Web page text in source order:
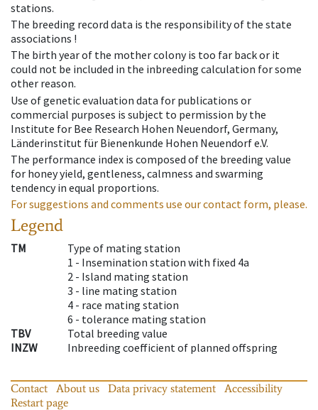
stations.
The breeding record data is the responsibility of the state
associations !
The birth year of the mother colony is too far back or it
could not be included in the inbreeding calculation for some
other reason.
Use of genetic evaluation data for publications or
commercial purposes is subject to permission by the
Institute for Bee Research Hohen Neuendorf, Germany,
Länderinstitut für Bienenkunde Hohen Neuendorf e.V.
The performance index is composed of the breeding value
for honey yield, gentleness, calmness and swarming
tendency in equal proportions.
For suggestions and comments use our contact form, please.
Legend
TM
Type of mating station
1 - Insemination station with fixed 4a
2 - Island mating station
3 - line mating station
4 - race mating station
6 - tolerance mating station
TBV
Total breeding value
INZW
Inbreeding coefficient of planned offspring
Contact About us Data privacy statement
Accessibility
Restart page